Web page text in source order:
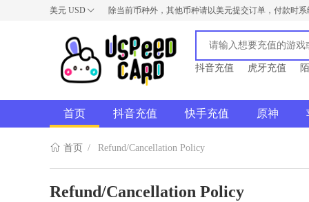
美元 USD
USD
AUD
NZD
除当前币种外，其他币种请以美元提交订单，付款时
抖音充值 虎牙充值
首页 抖音充值 快手充值 原神
首页 / Refund/Cancellation Policy
Refund/Cancellation Policy